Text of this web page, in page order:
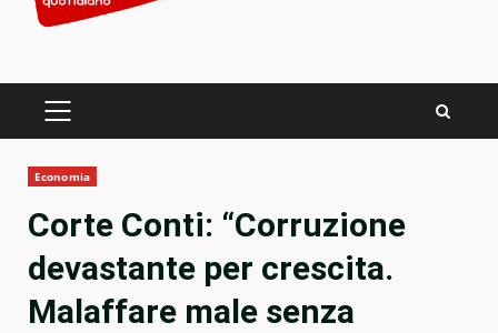
PRIMARY
Economia
Corte Conti: “Corruzione
devastante per crescita.
Malaffare male senza